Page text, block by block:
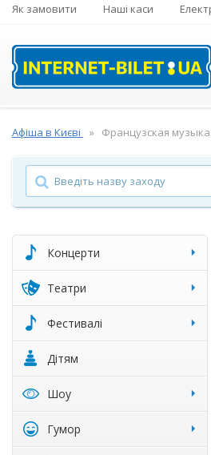
Як замовити Наші каси
Афіша в Києві Французская
Концерти
Театри
Фестивалі
Дітям
Шоу
Гумор